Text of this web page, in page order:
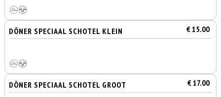
DÖNER SPECIAAL SCHOTEL KLEIN € 15.00
DÖNER SPECIAAL SCHOTEL GROOT € 17.00